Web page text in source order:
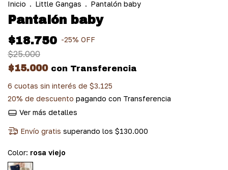
Inicio . Little Gangas . Pantalón baby
Pantalón baby
$18.750 -25% OFF
$25.000
$15.000 con Transferencia
6 cuotas sin interés de $3.125
20% de descuento pagando con Transferencia
Ver más detalles
Envío gratis superando los$130.000
Color: rosa viejo